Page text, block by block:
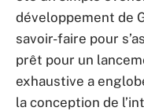
développement de
savoir-faire pour
prêt pour un
exhaustive a
la conception de